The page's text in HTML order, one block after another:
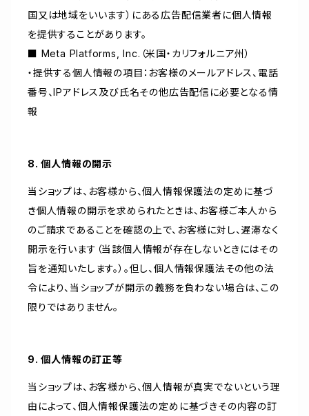
国又は地域をいいます）にある広告配信業者に個人情報
を提供することがあります。
■ Meta Platforms, Inc.（米国・カリフォルニア州）
・提供する個人情報の項目：お客様のメールアドレス、電話
番号、IPアドレス及び氏名その他広告配信に必要となる情
報
8. 個人情報の開示
当ショップは、お客様から、個人情報保護法の定めに基づ
き個人情報の開示を求められたときは、お客様ご本人から
のご請求であることを確認の上で、お客様に対し、遅滞なく
開示を行います（当該個人情報が存在しないときにはその
旨を通知いたします。）。但し、個人情報保護法その他の法
令により、当ショップが開示の義務を負わない場合は、この
限りではありません。
9. 個人情報の訂正等
当ショップは、お客様から、個人情報が真実でないという理
由によって、個人情報保護法の定めに基づきその内容の訂